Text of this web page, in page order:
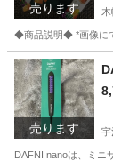
売ります 木
◆商品説明◆ *画像に
京都 宇治市
売ります 宇
DAFNI nanoは、ミニ